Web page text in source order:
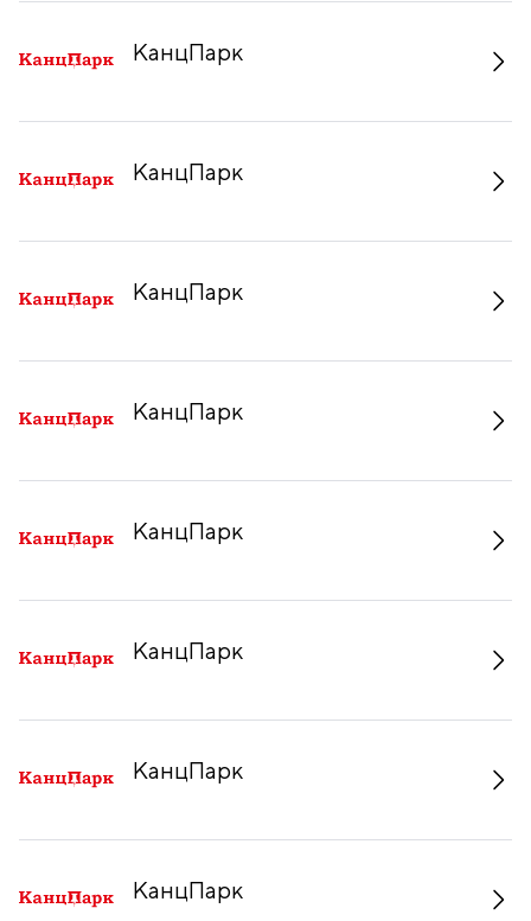
КанцПарк
КанцПарк
КанцПарк
КанцПарк
КанцПарк
КанцПарк
КанцПарк
КанцПарк